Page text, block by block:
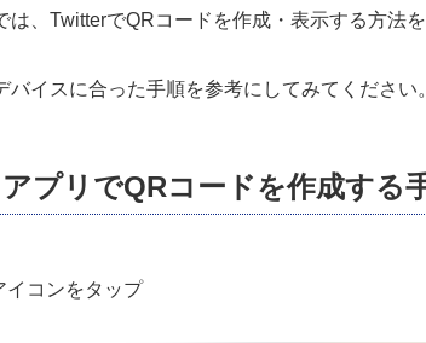
は、TwitterでQRコードを作成・表示する方法
バイスに合った手順を参考にしてみてください。
プリでQRコードを作成する
イコンをタップ